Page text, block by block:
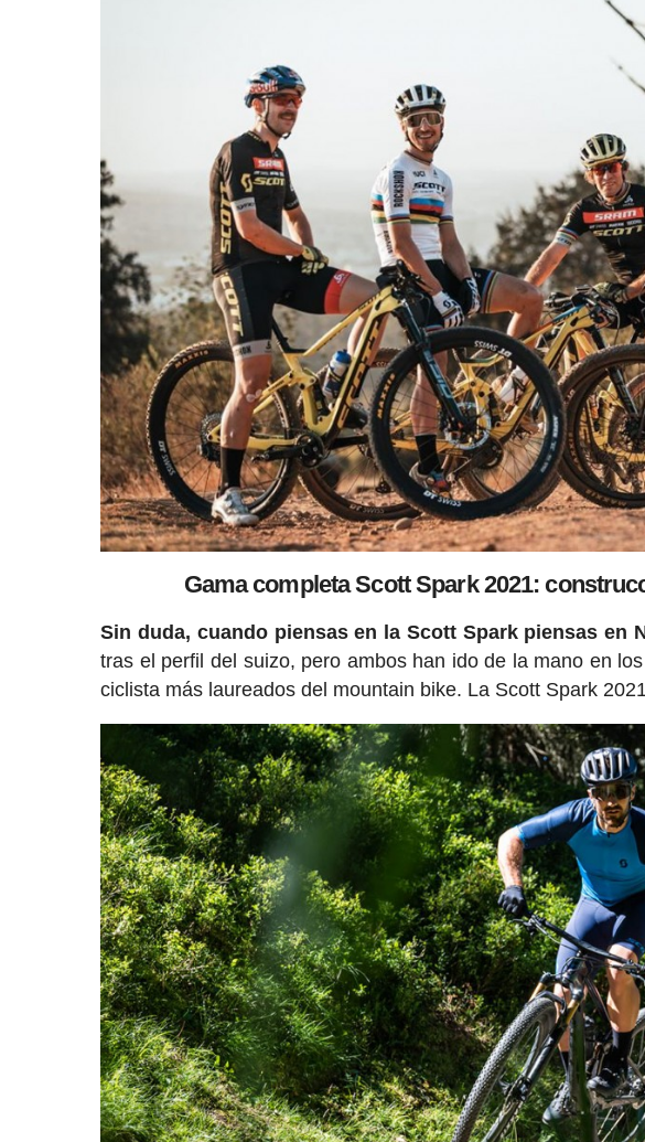
Gama completa Scott Spark 2021:
Sin duda, cuando piensas en la Scott Spark piensas en
tras el perfil del suizo, pero ambos han ido de la mano en
ciclista más laureados del mountain bike. La Scott Spark